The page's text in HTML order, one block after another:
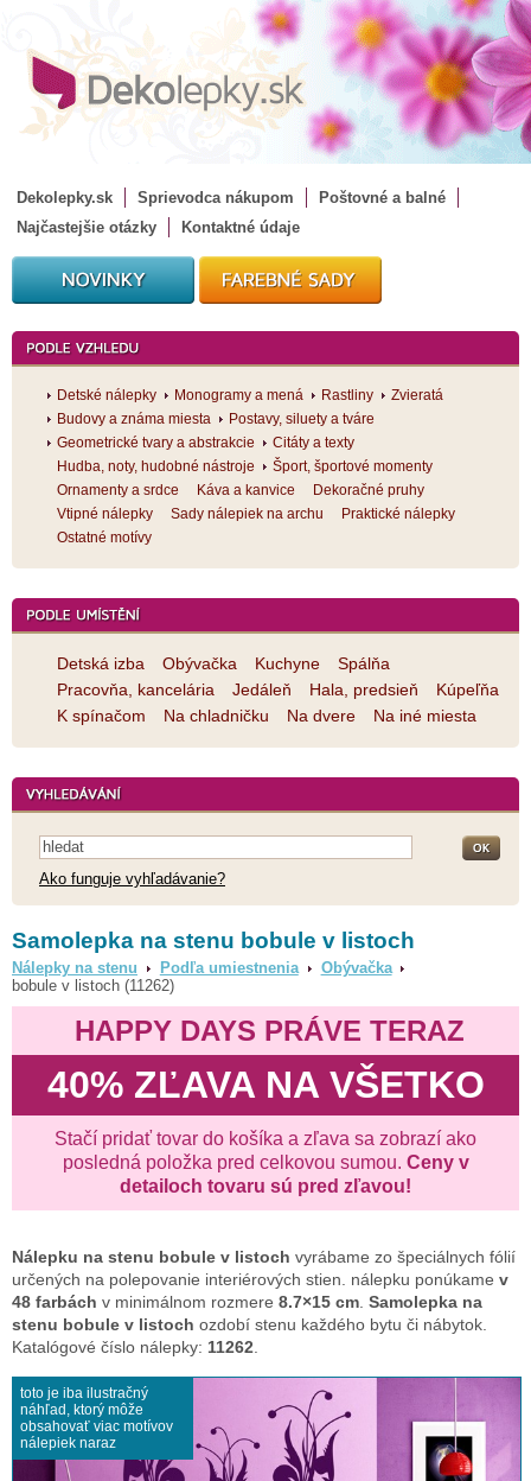
Dekolepky.sk Sprievodca nákupom
Poštovné a balné
Najčastejšie otázky
Kontaktné údaje
Detské nálepky Monogramy a mená Rastliny
Zvieratá
Budovy a známa miesta
Postavy, siluety a tváre
Geometrické tvary a abstrakcie
Citáty a texty
Hudba, noty, hudobné nástroje
Šport, športové momenty
Ornamenty a srdce
Káva a kanvice
Dekoračné pruhy
Vtipné nálepky
Sady nálepiek na archu
Praktické nálepky
Ostatné motívy
Detská izba Obývačka Kuchyne
Spálňa
Pracovňa, kancelária
Jedáleň Hala, predsieň
Kúpeľňa
K spínačom
Na chladničku Na dvere Na iné miesta
Ako funguje vyhľadávanie?
Samolepka na stenu bobule v listoch
Nálepky na stenu Podľa umiestnenia
Obývačka
bobule v listoch (11262)
HAPPY DAYS PRÁVE TERAZ
40% ZĽAVA NA VŠETKO
Stačí pridať tovar do košíka a zľava sa zobrazí ako
posledná položka pred celkovou sumou. Ceny v
detailoch tovaru sú pred zľavou!
Nálepku na stenu bobule v listoch vyrábame zo špeciálnych fólií
určených na polepovanie interiérových stien. nálepku ponúkame v
48 farbách v minimálnom rozmere 8.7×15 cm Samolepka na
stenu bobule v listoch ozdobí stenu každého bytu či nábytok.
Katalógové číslo nálepky: 11262
toto je iba ilustračný
náhľad, ktorý môže
obsahovať viac motívov
nálepiek naraz